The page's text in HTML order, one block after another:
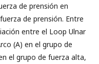
de prensión en
de prensión. Entre
entre el Loop Ulnar
(A) en el grupo de
el grupo de fuerza alta,